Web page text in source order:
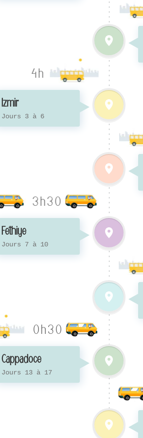
4h
Izmir
Jours 3 à 6
3h30
Fethiye
Jours 7 à 10
0h30
Cappadoce
Jours 13 à 17